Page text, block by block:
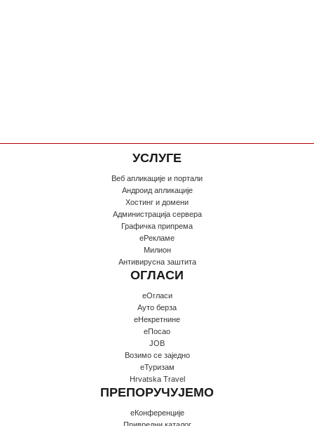
УСЛУГЕ
Веб апликације и портали
Андроид апликације
Хостинг и домени
Администрација сервера
Графичка припрема
еРекламе
Милион
Антивирусна заштита
ОГЛАСИ
еОгласи
Ауто берза
еНекретнине
еПосао
JOB
Возимо се заједно
еТуризам
Hrvatska Travel
ПРЕПОРУЧУЈЕМО
еКонференције